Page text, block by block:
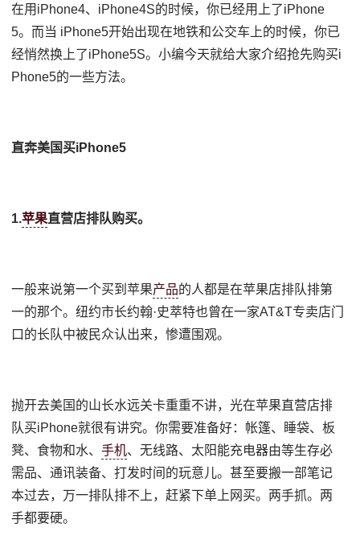
在用iPhone4、iPhone4S的时候，你已经用上了iPhone
5。而当 iPhone5开始出现在地铁和公交车上的时候，你已
经悄然换上了iPhone5S。小编今天就给大家介绍抢先购买i
Phone5的一些方法。
直奔美国买iPhone5
1.苹果直营店排队购买。
一般来说第一个买到苹果产品的人都是在苹果店排队排第
一的那个。纽约市长约翰·史萃特也曾在一家AT&T专卖店门
口的长队中被民众认出来，惨遭围观。
抛开去美国的山长水远关卡重重不讲，光在苹果直营店排
队买iPhone就很有讲究。你需要准备好：帐篷、睡袋、板
凳、食物和水、手机、无线路、太阳能充电器由等生存必
需品、通讯装备、打发时间的玩意儿。甚至要搬一部笔记
本过去，万一排队排不上，赶紧下单上网买。两手抓。两
手都要硬。